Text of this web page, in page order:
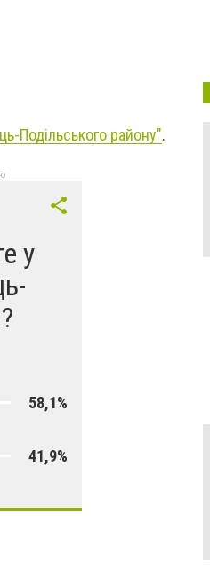
Подільського району".
у
58,1%
41,9%